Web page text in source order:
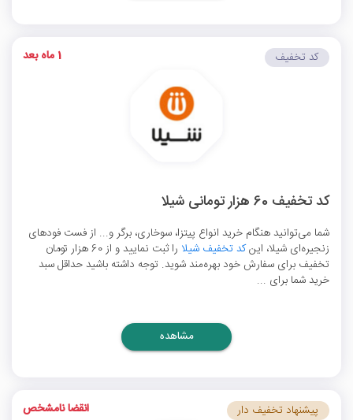
کد تخفیف 60 هزار تومانی شیلا
شما می‌توانید هنگام خرید انواع پیتزا، سوخاری، برگر و... از فست فودهای
زنجیره‌ای شیلا، اینکد تخفیف شیلا
را ثبت نمایید و از 60 هزار تومان
تخفیف برای سفارش خود بهره‌مند شوید. توجه داشته باشید حداقل سبد
خرید شما برای ...
کد تخفیف 1 ماه بعد
مشاهده
پیشنهاد تخفیف دار انقضا نامشخص